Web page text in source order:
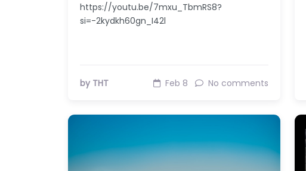
https://youtu.be/7mxu_TbmRS8?
si=-2kydkh60gn_I42l
by THT Feb 8 No comments